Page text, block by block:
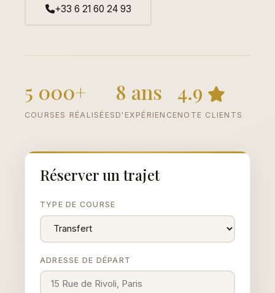
+33 6 21 60 24 93
5 000+
COURSES RÉALISÉES
8 ans
D'EXPÉRIENCE
4.9
NOTE CLIENTS
Réserver un trajet
TYPE DE COURSE
ADRESSE DE DÉPART